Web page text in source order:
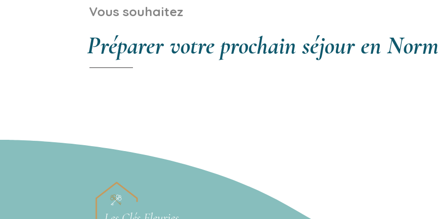
Vous souhaitez
Préparer votre prochain séjour en